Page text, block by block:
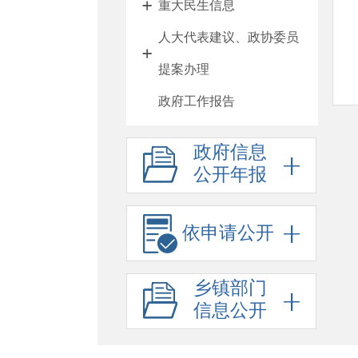
重大民生信息
人大代表建议、政协委员
提案办理
政府工作报告
其他法定公开
人事信息
行政许可
行政处罚
回应关切
政府信息
公开年报
依申请公开
乡镇部门
信息公开